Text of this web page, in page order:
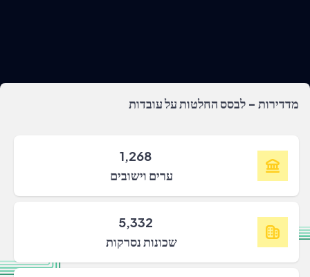
מדדירות - לבסס החלטות על עובדות
1,268
ערים וישובים
5,332
שכונות נסרקות